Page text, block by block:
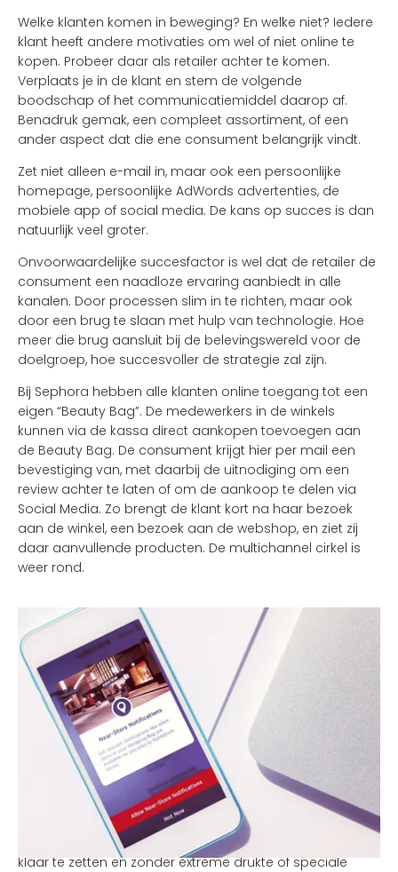
Welke klanten komen in beweging? En welke niet? Iedere
klant heeft andere motivaties om wel of niet online te
kopen. Probeer daar als retailer achter te komen.
Verplaats je in de klant en stem de volgende
boodschap of het communicatiemiddel daarop af.
Benadruk gemak, een compleet assortiment, of een
ander aspect dat die ene consument belangrijk vindt.
Zet niet alleen e-mail in, maar ook een persoonlijke
homepage, persoonlijke AdWords advertenties, de
mobiele app of social media. De kans op succes is dan
natuurlijk veel groter.
Onvoorwaardelijke succesfactor is wel dat de retailer de
consument een naadloze ervaring aanbiedt in alle
kanalen. Door processen slim in te richten, maar ook
door een brug te slaan met hulp van technologie. Hoe
meer die brug aansluit bij de belevingswereld voor de
doelgroep, hoe succesvoller de strategie zal zijn.
Bij Sephora hebben alle klanten online toegang tot een
eigen “Beauty Bag”. De medewerkers in de winkels
kunnen via de kassa direct aankopen toevoegen aan
de Beauty Bag. De consument krijgt hier per mail een
bevestiging van, met daarbij de uitnodiging om een
review achter te laten of om de aankoop te delen via
Social Media. Zo brengt de klant kort na haar bezoek
aan de winkel, een bezoek aan de webshop, en ziet zij
daar aanvullende producten. De multichannel cirkel is
weer rond.
JC Penney gebruikt haar mobiele app als brug tussen
de offline en de online wereld. Consumenten kunnen een
product op straat gewoon fotograferen, waarna de app
voor hen op zoek gaat naar een vergelijkbaar product
op JCP.com. In de app kan het gevonden product
meteen besteld worden en diezelfde dag nog worden
opgehaald in 1 van de 1.000 vestigingen: een naadloze
omnichannelervaring. Naadloos, omdat JC Penney haar
store pick-up volledig geoptimaliseerd heeft. De
consument kan uitsluitend kiezen voor winkels met
voldoende voorraad, voldoende personeel om de order
klaar te zetten en zonder extreme drukte of speciale